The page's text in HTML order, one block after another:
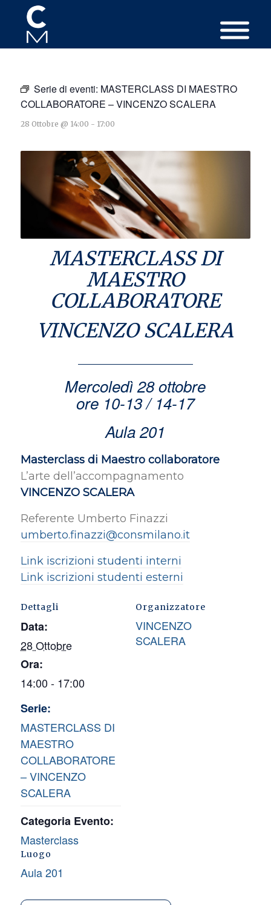
Serie di eventi: MASTERCLASS DI MAESTRO
COLLABORATORE – VINCENZO SCALERA
28 Ottobre @ 14:00 - 17:00
MASTERCLASS DI
MAESTRO
COLLABORATORE
VINCENZO SCALERA
Mercoledì 28 ottobre
ore 10-13 / 14-17
Aula 201
Masterclass di Maestro collaboratore
L’arte dell’accompagnamento
VINCENZO SCALERA
Referente Umberto Finazzi
umberto.finazzi@consmilano.it
Link iscrizioni studenti interni
Link iscrizioni studenti esterni
Dettagli
Data:
28 Ottobre
Ora:
14:00 - 17:00
Serie:
MASTERCLASS DI
MAESTRO
COLLABORATORE
– VINCENZO
SCALERA
Categoria Evento:
Masterclass
Luogo
Aula 201
Organizzatore
VINCENZO
SCALERA